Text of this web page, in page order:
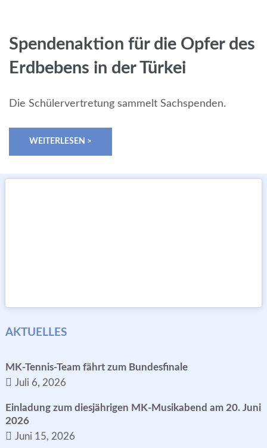
Spendenaktion für die Opfer des
Erdbebens in der Türkei
Die Schülervertretung sammelt Sachspenden.
WEITERLESEN >
AKTUELLES
MK-Tennis-Team fährt zum Bundesfinale
Juli 6, 2026
Einladung zum diesjährigen MK-Musikabend am 20. Juni
2026
Juni 15, 2026